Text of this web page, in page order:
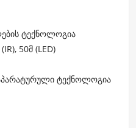
ტექნოლოგია
50მ (LED)
ტექნოლოგია